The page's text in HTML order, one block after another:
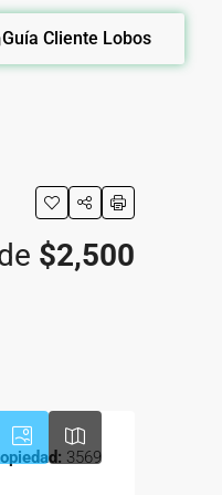
Guía Cliente Lobos
$2,500
3569